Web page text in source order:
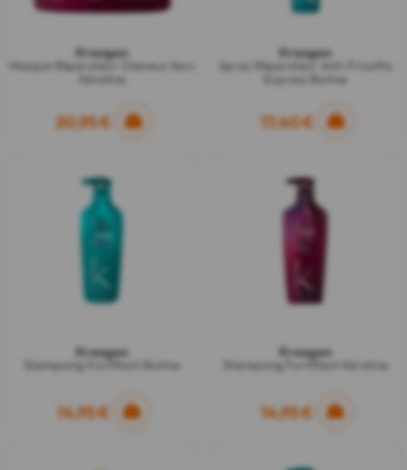
Kreogen
Masque Réparateur Cheveux Secs
Kératine
20,95 €
Kreogen
Spray Réparateur Anti-Frisottis
Express Biotine
17,40 €
Kreogen
Shampoing Fortifiant Biotine
14,95 €
Kreogen
Shampoing Fortifiant Kératine
14,95 €